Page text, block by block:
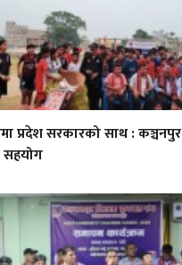
प्रदेश सरकारको साथ :
सहयोग